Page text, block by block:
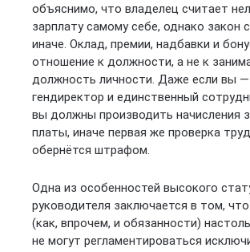
объяснимо, что владелец считает
зарплату самому себе, однако закон
иначе. Оклад, премии, надбавки и
отношение к должности, а не к
должность личности. Даже если вы —
гендиректор и единственный
вы должны производить начисления
платы, иначе первая же проверка
обернётся штрафом.
Одна из особенностей высокого
руководителя заключается в том,
(как, впрочем, и обязанности)
не могут регламентироваться